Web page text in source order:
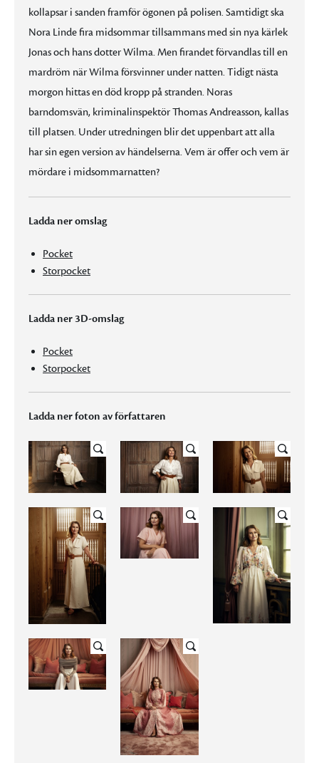
kollapsar i sanden framför ögonen på polisen. Samtidigt ska
Nora Linde fira midsommar tillsammans med sin nya kärlek
Jonas och hans dotter Wilma. Men firandet förvandlas till en
mardröm när Wilma försvinner under natten. Tidigt nästa
morgon hittas en död kropp på stranden. Noras
barndomsvän, kriminalinspektör Thomas Andreasson, kallas
till platsen. Under utredningen blir det uppenbart att alla
har sin egen version av händelserna. Vem är offer och vem är
mördare i midsommarnatten?
Ladda ner omslag
Pocket
Storpocket
Ladda ner 3D-omslag
Pocket
Storpocket
Ladda ner foton av författaren